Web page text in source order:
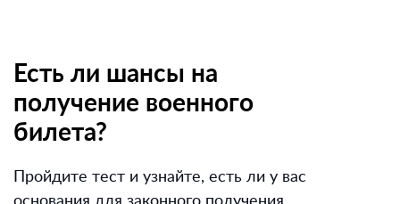
Есть ли шансы на
получение военного
билета?
Пройдите тест и узнайте, есть ли у вас